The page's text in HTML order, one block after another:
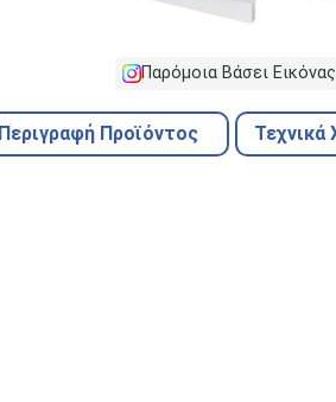
Παρόμοια Βάσει Εικόνας
Περιγραφή Προϊόντος Τεχνικά